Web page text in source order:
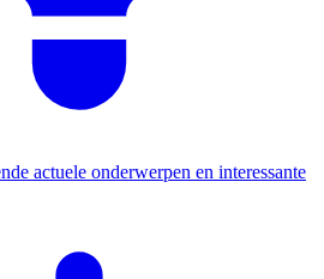
actuele onderwerpen en interessante